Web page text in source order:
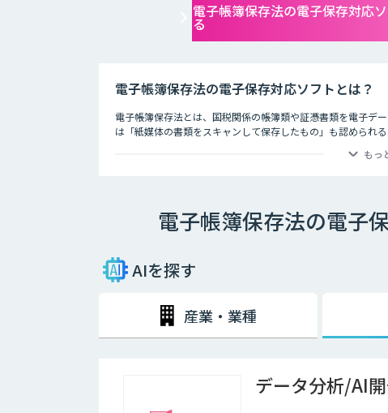
電子帳簿保存法の電子保存対応
る
電子帳簿保存法の電子保存対応ソフトとは？
電子帳簿保存法とは、国税関係の帳簿類や証憑書類を電子デ
は「紙媒体の書類をスキャンして保存したもの」も認められる
現在では以下の3つの方法での保存が可能となっています。
・COM電子計算機出力マイクロフィルム PCで書類を作成し
・スキャナ 紙媒体の書類をスキャンし、データに変換して保
必要だったが、2016年、2018年の改正によって緩和され、現
2024年1月1日からは、電子取引で発生したファイルの電子
少し、電子データを扱う機会が増加していくことが予想され
の導入を検討していくことが大切です。
もっ
電子帳簿保存法の電子
AIを探す
産業・業種
データ分析/AI